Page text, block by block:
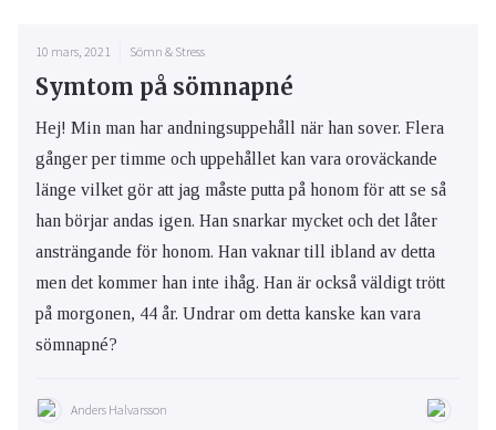
10 mars, 2021 Sömn & Stress
Symtom på sömnapné
Hej! Min man har andningsuppehåll när han sover. Flera
gånger per timme och uppehållet kan vara oroväckande
länge vilket gör att jag måste putta på honom för att se så
han börjar andas igen. Han snarkar mycket och det låter
ansträngande för honom. Han vaknar till ibland av detta
men det kommer han inte ihåg. Han är också väldigt trött
på morgonen, 44 år. Undrar om detta kanske kan vara
sömnapné?
Anders Halvarsson